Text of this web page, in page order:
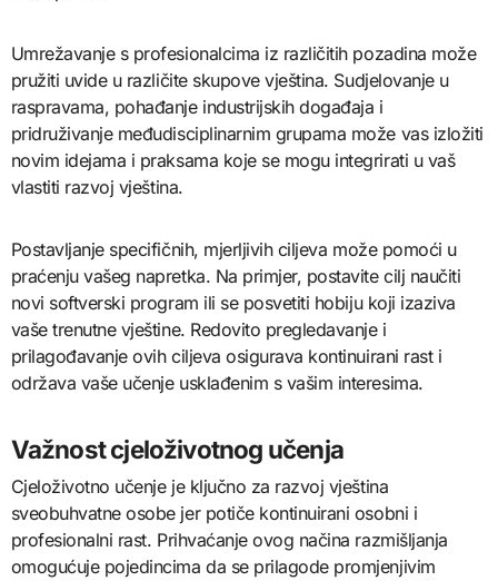
Umrežavanje s profesionalcima iz različitih pozadina može
pružiti uvide u različite skupove vještina. Sudjelovanje u
raspravama, pohađanje industrijskih događaja i
pridruživanje međudisciplinarnim grupama može vas izložiti
novim idejama i praksama koje se mogu integrirati u vaš
vlastiti razvoj vještina.
Postavljanje specifičnih, mjerljivih ciljeva može pomoći u
praćenju vašeg napretka. Na primjer, postavite cilj naučiti
novi softverski program ili se posvetiti hobiju koji izaziva
vaše trenutne vještine. Redovito pregledavanje i
prilagođavanje ovih ciljeva osigurava kontinuirani rast i
održava vaše učenje usklađenim s vašim interesima.
Važnost cjeloživotnog učenja
Cjeloživotno učenje je ključno za razvoj vještina
sveobuhvatne osobe jer potiče kontinuirani osobni i
profesionalni rast. Prihvaćanje ovog načina razmišljanja
omogućuje pojedincima da se prilagode promjenjivim